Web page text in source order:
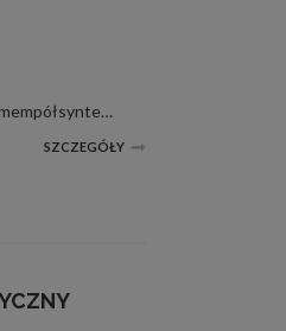
GM 10w40BUTELKA 5L! półsyntetykoryginał - butelki z hologramempółsyntetycznyDoskonała jakość5 litrowe opakowanieKlasa lepkości: SAE 10W-40Klasa jakości: API SL/CF, ACEA A3/B3ORYGINALNY OLEJ DO SAMOCHODÓW OPEL, DAEWOO, CHEVROLET
SZCZEGÓŁY